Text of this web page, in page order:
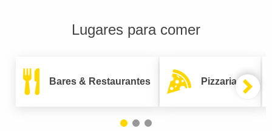
Lugares para comer
Bares & Restaurantes Pizzarias